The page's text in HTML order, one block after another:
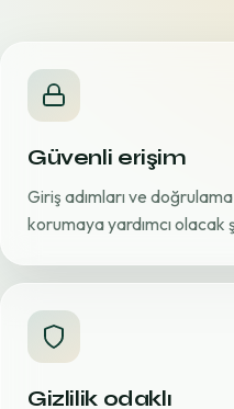
Güvenli erişim
Giriş adımları ve
korumaya yardımcı olacak
Gizlilik odaklı